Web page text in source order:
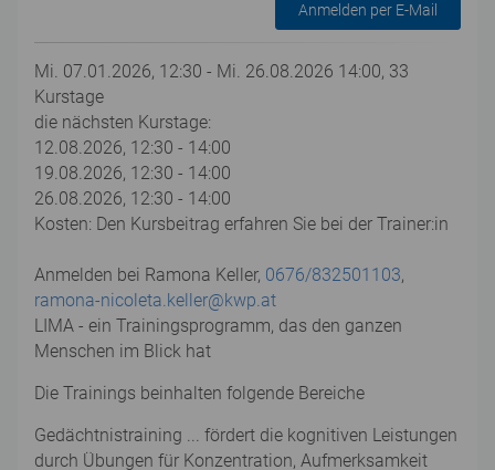
Anmelden per E-Mail
Mi. 07.01.2026, 12:30 - Mi. 26.08.2026 14:00, 33
Kurstage
die nächsten Kurstage:
12.08.2026, 12:30 - 14:00
19.08.2026, 12:30 - 14:00
26.08.2026, 12:30 - 14:00
Kosten: Den Kursbeitrag erfahren Sie bei der Trainer:in
Anmelden bei Ramona Keller, 0676/832501103,
ramona-nicoleta.keller@kwp.at
LIMA - ein Trainingsprogramm, das den ganzen
Menschen im Blick hat
Die Trainings beinhalten folgende Bereiche
Gedächtnistraining ... fördert die kognitiven Leistungen
durch Übungen für Konzentration, Aufmerksamkeit